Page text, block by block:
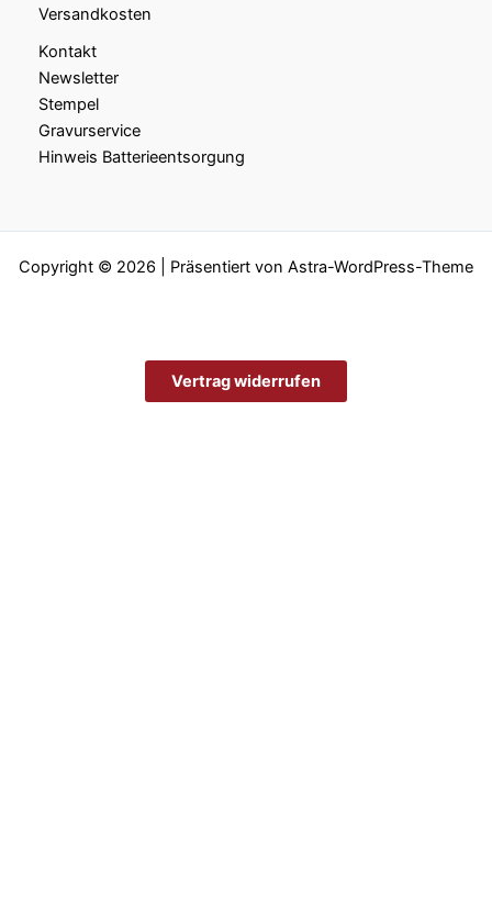
Versandkosten
Kontakt
Newsletter
Stempel
Gravurservice
Hinweis Batterieentsorgung
Copyright © 2026 | Präsentiert von Astra-WordPress-Theme
Vertrag widerrufen